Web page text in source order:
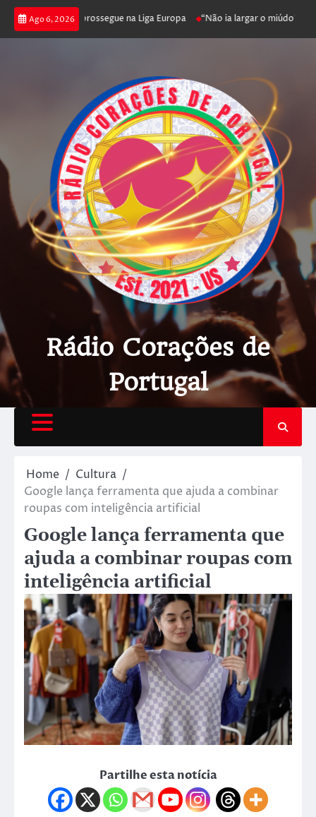
Ago 6, 2026
joga poker e prossegue na Liga Europa “Não ia largar o miúdo”.
Rádio Corações de
Portugal
Home
Cultura
Google lança ferramenta que ajuda a combinar
roupas com inteligência artificial
Google lança ferramenta que
ajuda a combinar roupas com
inteligência artificial
Partilhe esta notícia